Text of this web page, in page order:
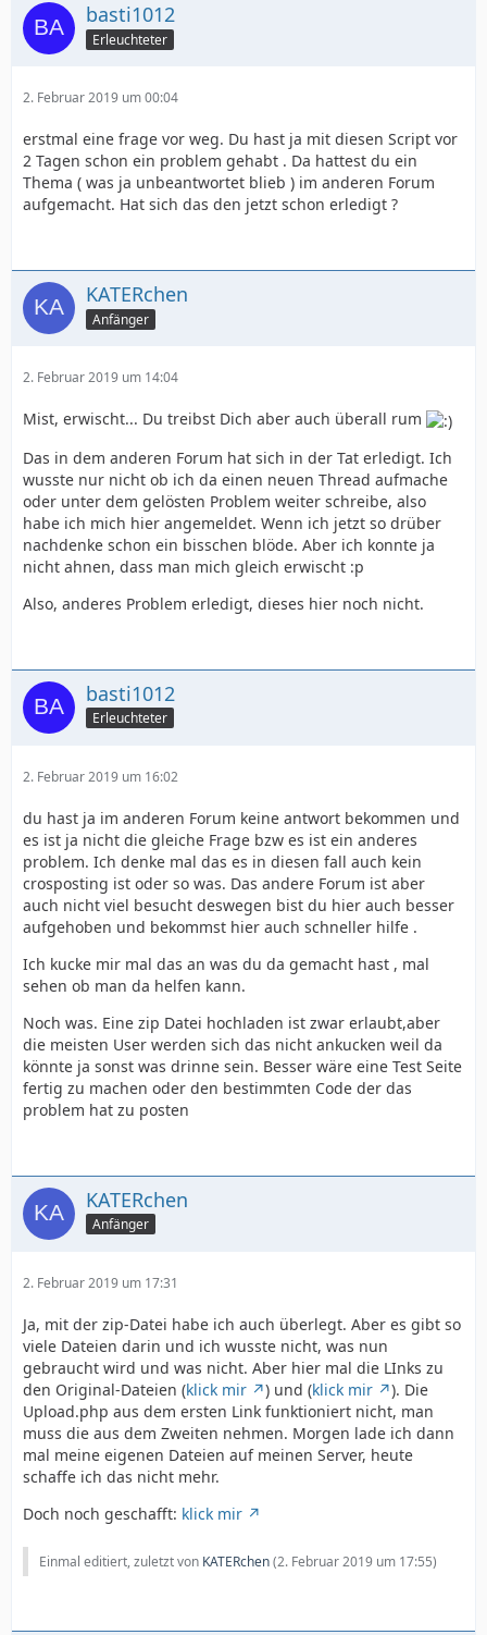
basti1012
Erleuchteter
2. Februar 2019 um 00:04
erstmal eine frage vor weg. Du hast ja mit diesen Script vor
2 Tagen schon ein problem gehabt . Da hattest du ein
Thema ( was ja unbeantwortet blieb ) im anderen Forum
aufgemacht. Hat sich das den jetzt schon erledigt ?
KATERchen
Anfänger
2. Februar 2019 um 14:04
Mist, erwischt... Du treibst Dich aber auch überall rum
Das in dem anderen Forum hat sich in der Tat erledigt. Ich
wusste nur nicht ob ich da einen neuen Thread aufmache
oder unter dem gelösten Problem weiter schreibe, also
habe ich mich hier angemeldet. Wenn ich jetzt so drüber
nachdenke schon ein bisschen blöde. Aber ich konnte ja
nicht ahnen, dass man mich gleich erwischt :p
Also, anderes Problem erledigt, dieses hier noch nicht.
basti1012
Erleuchteter
2. Februar 2019 um 16:02
du hast ja im anderen Forum keine antwort bekommen und
es ist ja nicht die gleiche Frage bzw es ist ein anderes
problem. Ich denke mal das es in diesen fall auch kein
crosposting ist oder so was. Das andere Forum ist aber
auch nicht viel besucht deswegen bist du hier auch besser
aufgehoben und bekommst hier auch schneller hilfe .
Ich kucke mir mal das an was du da gemacht hast , mal
sehen ob man da helfen kann.
Noch was. Eine zip Datei hochladen ist zwar erlaubt,aber
die meisten User werden sich das nicht ankucken weil da
könnte ja sonst was drinne sein. Besser wäre eine Test Seite
fertig zu machen oder den bestimmten Code der das
problem hat zu posten
KATERchen
Anfänger
2. Februar 2019 um 17:31
Ja, mit der zip-Datei habe ich auch überlegt. Aber es gibt so
viele Dateien darin und ich wusste nicht, was nun
gebraucht wird und was nicht. Aber hier mal die LInks zu
den Original-Dateien (klick mir ) und (klick mir
). Die
Upload.php aus dem ersten Link funktioniert nicht, man
muss die aus dem Zweiten nehmen. Morgen lade ich dann
mal meine eigenen Dateien auf meinen Server, heute
schaffe ich das nicht mehr.
Doch noch geschafft: klick mir
Einmal editiert, zuletzt von KATERchen(2. Februar 2019 um 17:55)